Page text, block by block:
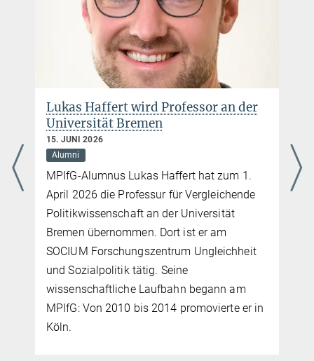
In: Sociological Theory 37(2), 2019, 162–183.
Lukas Haffert wird Professor an der
Universität Bremen
15. JUNI 2026
Alumni
MPIfG-Alumnus Lukas Haffert hat zum 1.
April 2026 die Professur für Vergleichende
Politikwissenschaft an der Universität
Bremen übernommen. Dort ist er am
SOCIUM Forschungszentrum Ungleichheit
und Sozialpolitik tätig. Seine
wissenschaftliche Laufbahn begann am
MPIfG: Von 2010 bis 2014 promovierte er in
Köln.